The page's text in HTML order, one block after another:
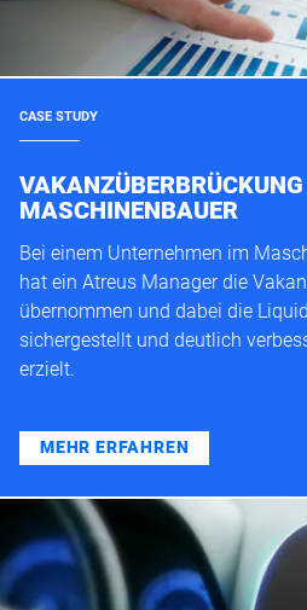
CASE STUDY
MASCHINENBAUER
Bei einem Unternehmen im
hat ein Atreus Manager die
übernommen und dabei die
sichergestellt und deutlich
erzielt.
MEHR ERFAHREN